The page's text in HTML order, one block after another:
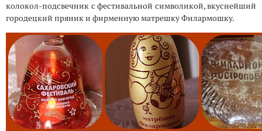
колокол-подсвечник с фестивальной символикой, вкуснейший
городецкий пряник и фирменную матрешку Филармошку.